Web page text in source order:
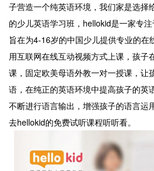
子营造一个纯英语环境，我们家是选择
的少儿英语学习班，hellokid是一家专
旨在为4-16岁的中国少儿提供专业的在
用互联网在线互动视频方式上课，孩子
课，固定欧美母语外教一对一授课，让
语，在纯正的英语环境中提高孩子的英
不断进行语言输出，增强孩子的语言运
去hellokid的免费试听课程听听看。